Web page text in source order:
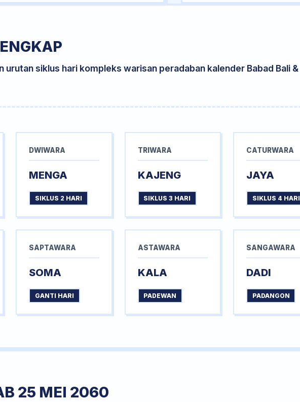
urutan siklus hari kompleks warisan peradaban kalender Babad Bali &
DWIWARA
MENGA
SIKLUS 2 HARI
TRIWARA
KAJENG
SIKLUS 3 HARI
CATURWARA
JAYA
SIKLUS 4 HARI
SAPTAWARA
SOMA
GANTI HARI
ASTAWARA
KALA
PADEWAN
SANGAWARA
DADI
PADANGON
25 MEI 2060